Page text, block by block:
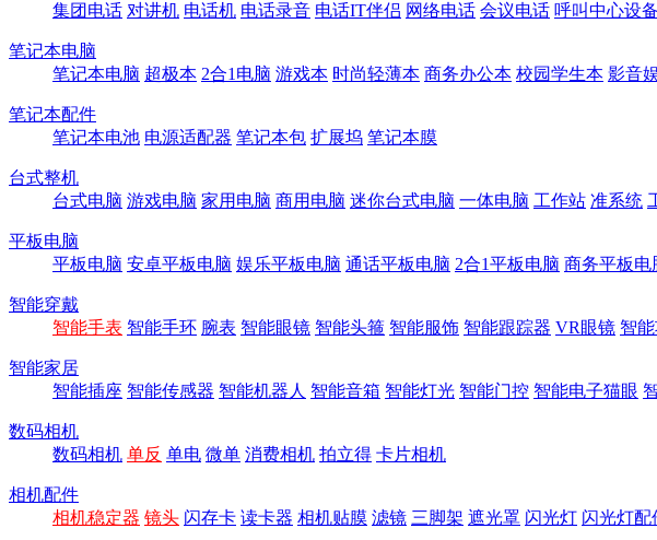
集团电话 对讲机 电话机 电话录音 电话IT伴侣 网络电话 会议电话 呼叫中心设备
笔记本电脑
笔记本电脑 超极本 2合1电脑 游戏本 时尚轻薄本 商务办公本 校园学生本 影音
笔记本配件
笔记本电池 电源适配器 笔记本包 扩展坞 笔记本膜
台式整机
台式电脑 游戏电脑 家用电脑 商用电脑 迷你台式电脑 一体电脑 工作站 准系统
平板电脑
平板电脑 安卓平板电脑 娱乐平板电脑 通话平板电脑 2合1平板电脑 商务平板电
智能穿戴
智能手表 智能手环 腕表 智能眼镜 智能头箍 智能服饰 智能跟踪器 VR眼镜 智
智能家居
智能插座 智能传感器 智能机器人 智能音箱 智能灯光 智能门控 智能电子猫眼
数码相机
数码相机 单反 单电 微单 消费相机 拍立得 卡片相机
相机配件
相机稳定器 镜头 闪存卡 读卡器 相机贴膜 滤镜 三脚架 遮光罩 闪光灯 闪光灯配